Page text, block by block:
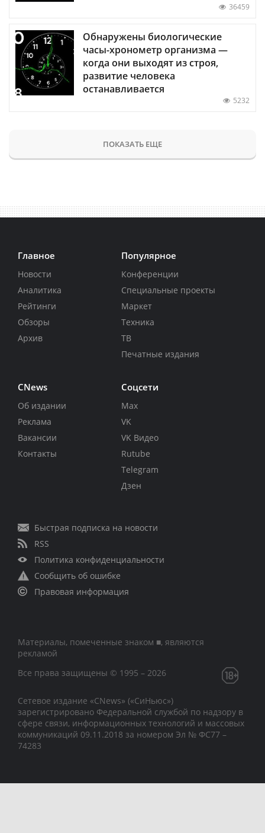
36459
Обнаружены биологические
часы-хронометр организма —
когда они выходят из строя,
развитие человека
останавливается
5232
ПОКАЗАТЬ ЕЩЕ
Главное
Новости
Аналитика
Рейтинги
Обзоры
Архив
Популярное
Конференции
Специальные проекты
Маркет
Техника
ТВ
Печатные издания
CNews
Об издании
Реклама
Вакансии
Контакты
Соцсети
Max
VK
VK Видео
Rutube
Telegram
Дзен
Быстрая подписка на новости
RSS
Политика конфиденциальности
Сообщить об ошибке
Правовая информация
Материалы, помеченные знаком ■, являются
рекламой
Все права защищены © 1995 – 2026
Сетевое издание «CNews» («СиНьюс»)
зарегистрировано Федеральной службой по надзору в
сфере связи, информационных технологий и массовых
коммуникаций 09.11.2018 за номером Эл № ФС77 –
74283